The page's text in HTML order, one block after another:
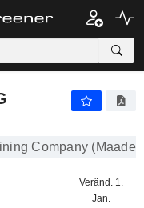
Company
Veränd. 1.
Jan.